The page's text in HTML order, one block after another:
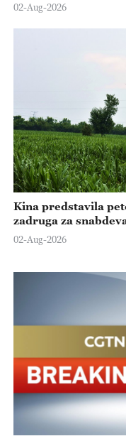
02-Aug-2026
Kina predstavila
zadruga za
02-Aug-2026